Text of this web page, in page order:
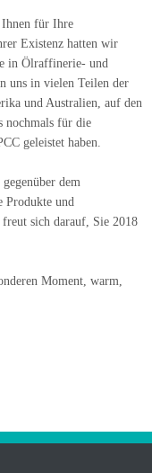
für Ihre
Existenz hatten wir
in Ölraffinerie- und
uns in vielen Teilen der
und Australien, auf den
nochmals für die
geleistet haben.
dem
Produkte und
sich darauf, Sie 2018
Moment, warm,